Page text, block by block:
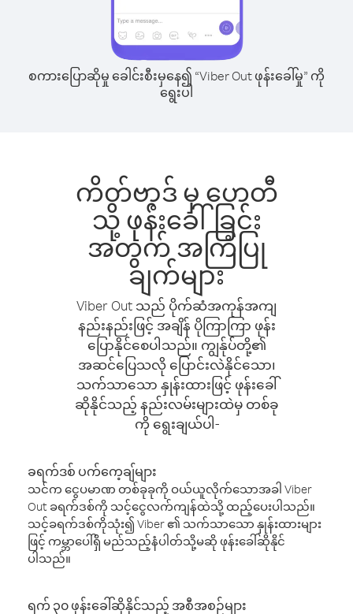
စကားပြောဆိုမှု ခေါင်းစီးမှနေ၍ “Viber Out ဖုန်းခေါ်မှု” ကို
ရွေးပါ
ကိတ်ဗာ့ဒ် မှ ဟေတီ
သို့ ဖုန်းခေါ်ခြင်း
အတွက် အကြံပြု
ချက်များ
Viber Out သည် ပိုက်ဆံအကုန်အကျ
နည်းနည်းဖြင့် အချိန် ပိုကြာကြာ ဖုန်း
ပြောနိုင်စေပါသည်။ ကျွန်ုပ်တို့၏
အဆင်ပြေသလို ပြောင်းလဲနိုင်သော၊
သက်သာသော နှုန်းထားဖြင့် ဖုန်းခေါ်
ဆိုနိုင်သည့် နည်းလမ်းများထဲမှ တစ်ခု
ကို ရွေးချယ်ပါ-
ခရက်ဒစ် ပက်ကေ့ချ်များ
သင်က ငွေပမာဏ တစ်ခုခုကို ဝယ်ယူလိုက်သောအခါ Viber
Out ခရက်ဒစ်ကို သင့်ငွေလက်ကျန်ထဲသို့ ထည့်ပေးပါသည်။
သင့်ခရက်ဒစ်ကိုသုံး၍ Viber ၏ သက်သာသော နှုန်းထားများ
ဖြင့် ကမ္ဘာပေါ်ရှိ မည်သည့်နံပါတ်သို့မဆို ဖုန်းခေါ်ဆိုနိုင်
ပါသည်။
ရက် ၃၀ ဖုန်းခေါ်ဆိုနိုင်သည့် အစီအစဉ်များ